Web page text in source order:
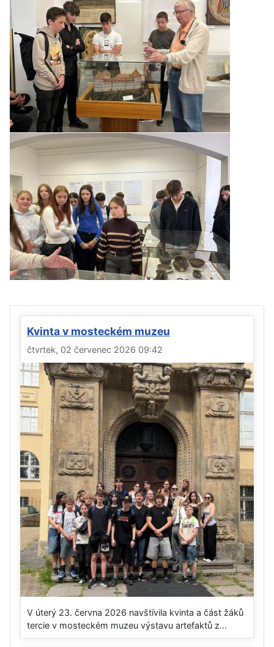
Kvinta v mosteckém muzeu
čtvrtek, 02 červenec 2026 09:42
V úterý 23. června 2026 navštívila kvinta a část žáků
tercie v mosteckém muzeu výstavu artefaktů z...